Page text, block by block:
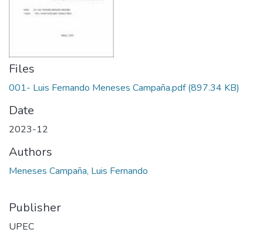
Files
001- Luis Fernando Meneses Campaña.pdf(897.34 KB)
Date
2023-12
Authors
Meneses Campaña, Luis Fernando
Publisher
UPEC